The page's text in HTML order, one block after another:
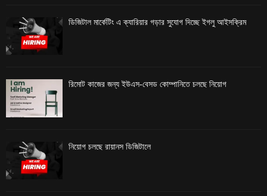
ডিজিটাল মার্কেটিং এ ক্যারিয়ার গড়ার সুযোগ দিচ্ছে ইগলু আইসক্রিম
রিমোট কাজের জন্য ইউএস-বেসড কোম্পানিতে চলছে নিয়োগ
নিয়োগ চলছে রায়ানস ডিজিটালে